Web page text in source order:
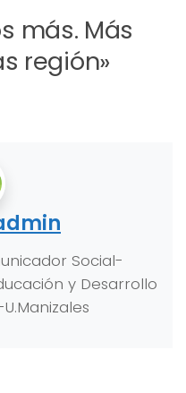
más. Más
región»
Social-
y Desarrollo